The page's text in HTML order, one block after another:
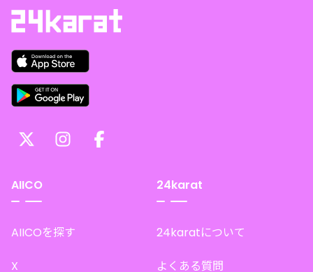
AIICO
AIICOを探す
X
24karat
24karatについて
よくある質問